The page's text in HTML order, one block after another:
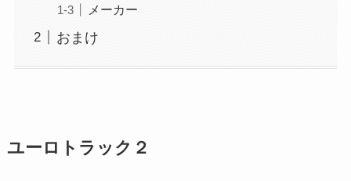
メーカー
おまけ
ユーロトラック２